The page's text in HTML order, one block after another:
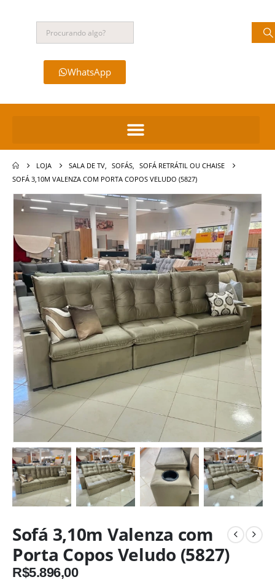
WhatsApp
LOJA SALA DE TV SOFÁS
SOFÁ RETRÁTIL OU CHAISE
SOFÁ 3,10M VALENZA COM PORTA COPOS VELUDO (5827)
Sofá 3,10m Valenza com
Porta Copos Veludo (5827)
R$5.896,00